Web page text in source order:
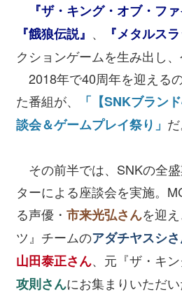
『ザ・キング・オブ・ファ
『餓狼伝説』 、 『メタルスラ
クションゲームを生み出し
2018年で40周年を迎える
た番組が、
「【SNKブラン
談会＆ゲームプレイ祭り」 だ
その前半では、SNKの全
ターによる座談会を実施。
る声優・ 市来光弘さんを迎
ツ』チームのアダチヤスシ
山田泰正さん、元『ザ・キ
攻則さんにお集まりいただい